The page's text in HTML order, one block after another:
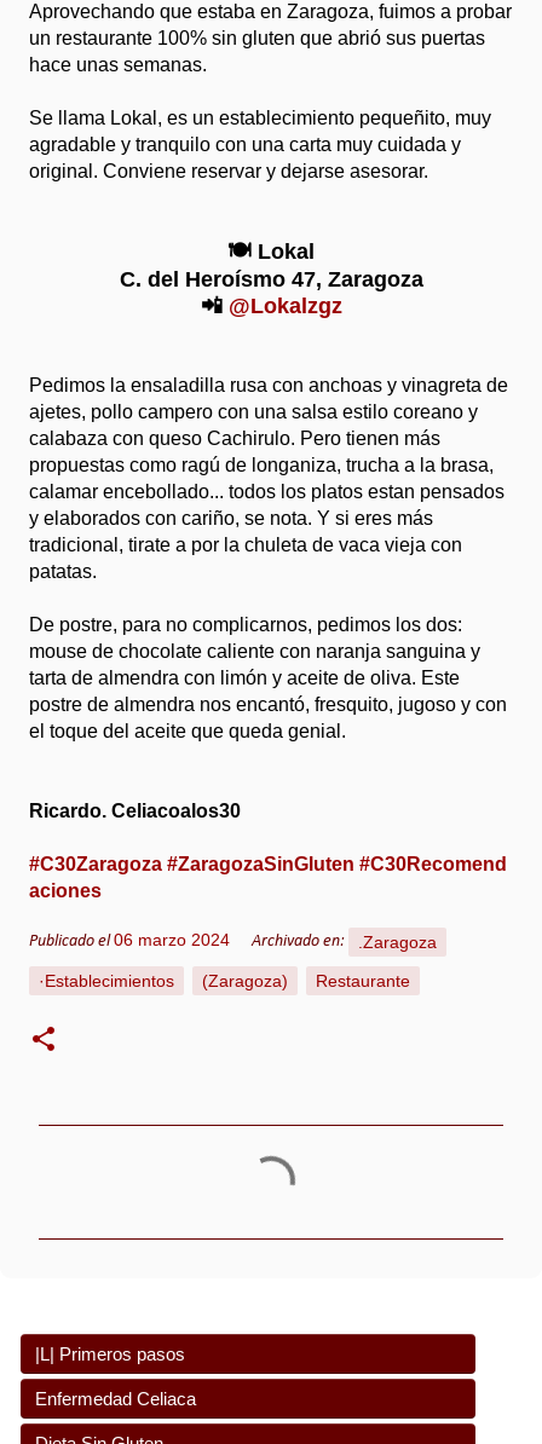
Aprovechando que estaba en Zaragoza, fuimos a probar
un restaurante 100% sin gluten que abrió sus puertas
hace unas semanas.
Se llama Lokal, es un establecimiento pequeñito, muy
agradable y tranquilo con una carta muy cuidada y
original. Conviene reservar y dejarse asesorar.
🍽️ Lokal
C. del Heroísmo 47, Zaragoza
📲 @Lokalzgz
Pedimos la ensaladilla rusa con anchoas y vinagreta de
ajetes, pollo campero con una salsa estilo coreano y
calabaza con queso Cachirulo. Pero tienen más
propuestas como ragú de longaniza, trucha a la brasa,
calamar encebollado... todos los platos estan pensados
y elaborados con cariño, se nota. Y si eres más
tradicional, tirate a por la chuleta de vaca vieja con
patatas.
De postre, para no complicarnos, pedimos los dos:
mouse de chocolate caliente con naranja sanguina y
tarta de almendra con limón y aceite de oliva. Este
postre de almendra nos encantó, fresquito, jugoso y con
el toque del aceite que queda genial.
Ricardo. Celiacoalos30
#C30Zaragoza #ZaragozaSinGluten #C30Recomend
aciones
Publicado el06 marzo 2024 Archivado en:
.Zaragoza
·Establecimientos
(Zaragoza) Restaurante
e
a
r
i
o
|L| Primeros pasos
Consejos para recién diagnosticados
Enfermedad Celiaca
¿Enfermedad celiaca? ¿Celiaquía?